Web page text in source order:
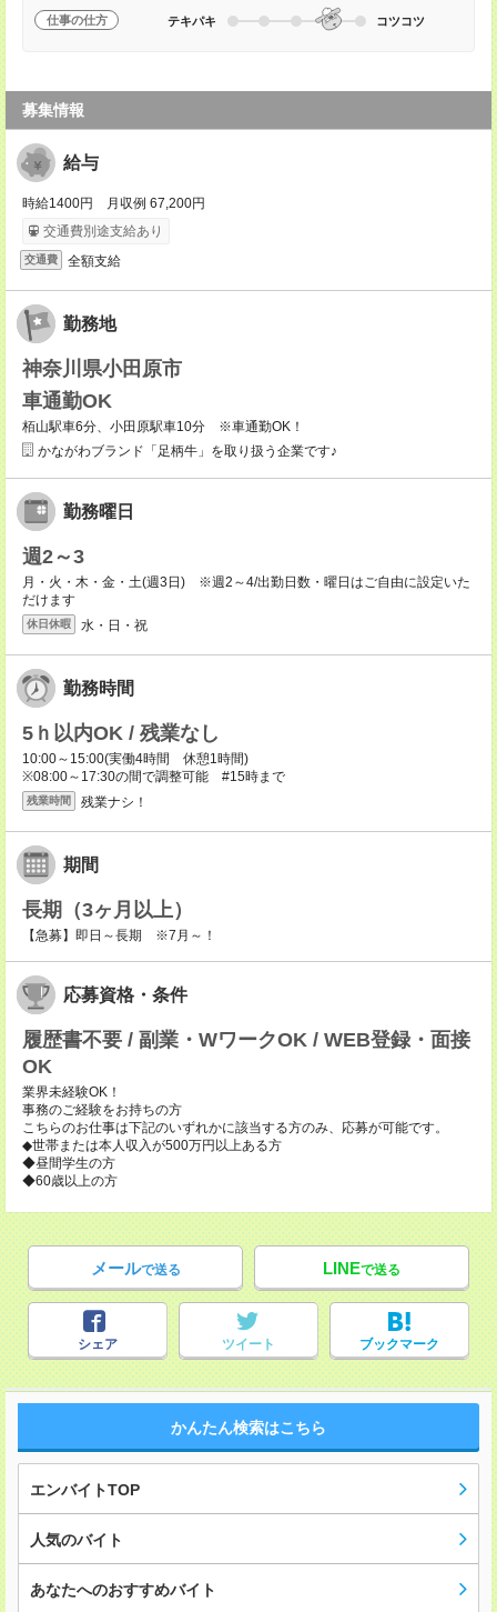
仕事の仕方 テキパキ コツコツ
募集情報
給与
時給1400円 月収例 67,200円
交通費別途支給あり
交通費 全額支給
勤務地
神奈川県小田原市
車通勤OK
栢山駅車6分、小田原駅車10分 ※車通勤OK！
かながわブランド「足柄牛」を取り扱う企業です♪
勤務曜日
週2～3
月・火・木・金・土(週3日) ※週2～4/出勤日数・曜日はご自由に設定いた
だけます
休日休暇 水・日・祝
勤務時間
5ｈ以内OK / 残業なし
10:00～15:00(実働4時間 休憩1時間)
※08:00～17:30の間で調整可能 #15時まで
残業時間 残業ナシ！
期間
長期（3ヶ月以上）
【急募】即日～長期 ※7月～！
応募資格・条件
履歴書不要 / 副業・WワークOK / WEB登録・面接
OK
業界未経験OK！
事務のご経験をお持ちの方
こちらのお仕事は下記のいずれかに該当する方のみ、応募が可能です。
◆世帯または本人収入が500万円以上ある方
◆昼間学生の方
◆60歳以上の方
メールで送る LINEで送る
シェア ツイート ブックマーク
かんたん検索はこちら
エンバイトTOP
人気のバイト
あなたへのおすすめバイト